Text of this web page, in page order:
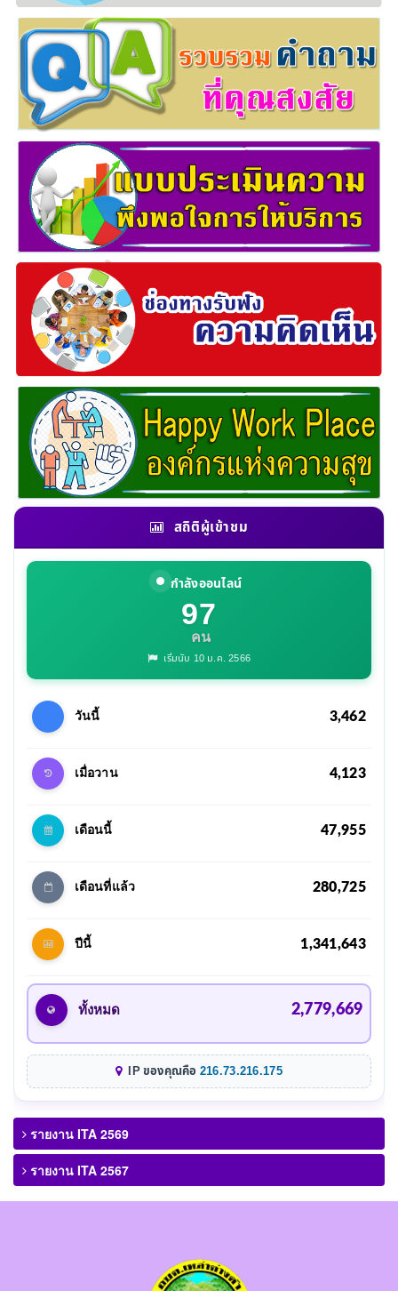
สถิติผู้เข้าชม
กำลังออนไลน์
97
คน
เริ่มนับ 10 ม.ค. 2566
วันนี้ 3,462
เมื่อวาน 4,123
เดือนนี้ 47,955
เดือนที่แล้ว 280,725
ปีนี้ 1,341,643
ทั้งหมด 2,779,669
IP ของคุณคือ 216.73.216.175
รายงาน ITA 2569
รายงาน ITA 2567